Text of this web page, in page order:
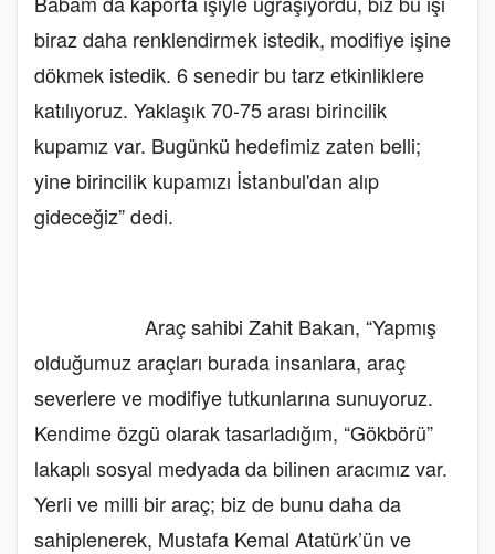
biraz daha renklendirmek istedik, modifiye işine
dökmek istedik. 6 senedir bu tarz etkinliklere
katılıyoruz. Yaklaşık 70-75 arası birincilik
kupamız var. Bugünkü hedefimiz zaten belli;
yine birincilik kupamızı İstanbul'dan alıp
gideceğiz” dedi.
Araç sahibi Zahit Bakan, “Yapmış
olduğumuz araçları burada insanlara, araç
severlere ve modifiye tutkunlarına sunuyoruz.
Kendime özgü olarak tasarladığım, “Gökbörü”
lakaplı sosyal medyada da bilinen aracımız var.
Yerli ve milli bir araç; biz de bunu daha da
sahiplenerek, Mustafa Kemal Atatürk’ün ve